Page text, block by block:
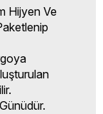
Hijyen Ve